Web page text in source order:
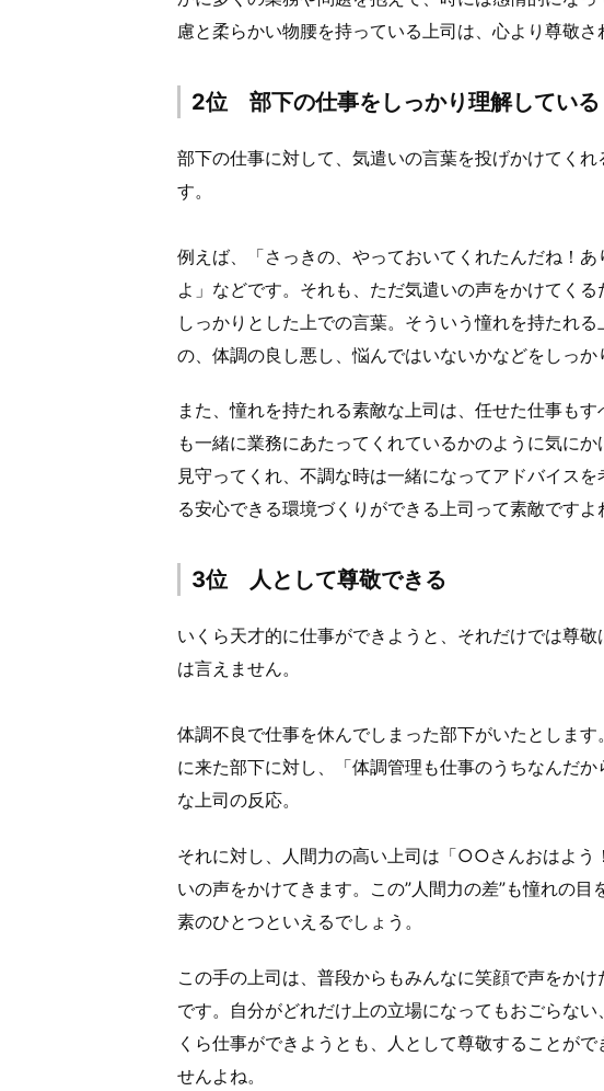
慮と柔らかい物腰を持っている上司は、心より尊敬さ
2位 部下の仕事をしっかり理解している
部下の仕事に対して、気遣いの言葉を投げかけてく
す。
例えば、「さっきの、やっておいてくれたんだね！
よ」などです。それも、ただ気遣いの声をかけてく
しっかりとした上での言葉。そういう憧れを持たれ
の、体調の良し悪し、悩んではいないかなどをしっか
また、憧れを持たれる素敵な上司は、任せた仕事も
も一緒に業務にあたってくれているかのように気に
見守ってくれ、不調な時は一緒になってアドバイス
る安心できる環境づくりができる上司って素敵ですよ
3位 人として尊敬できる
いくら天才的に仕事ができようと、それだけでは尊
は言えません。
体調不良で仕事を休んでしまった部下がいたとしま
に来た部下に対し、「体調管理も仕事のうちなんだ
な上司の反応。
それに対し、人間力の高い上司は「○○さんおはよう
いの声をかけてきます。この”人間力の差”も憧れの
素のひとつといえるでしょう。
この手の上司は、普段からもみんなに笑顔で声をか
です。自分がどれだけ上の立場になってもおごらな
くら仕事ができようとも、人として尊敬することが
せんよね。